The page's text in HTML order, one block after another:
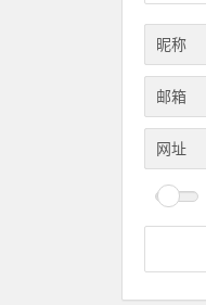
昵称
邮箱
网址